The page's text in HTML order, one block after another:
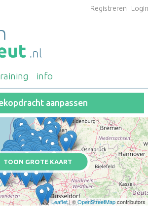
Registreren
info
aanpassen
TOON GROTE KAART
Leaflet| ©OpenStreetMapcontributors